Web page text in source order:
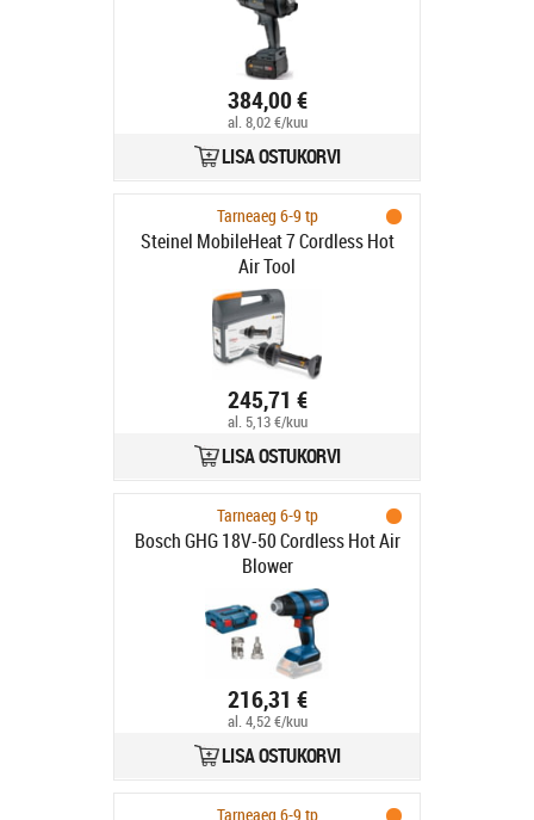
384,00 €
al. 8,02 €/kuu
LISA OSTUKORVI
Tarneaeg 6-9 tp
Steinel MobileHeat 7 Cordless Hot
Air Tool
245,71 €
al. 5,13 €/kuu
LISA OSTUKORVI
Tarneaeg 6-9 tp
Bosch GHG 18V-50 Cordless Hot Air
Blower
216,31 €
al. 4,52 €/kuu
LISA OSTUKORVI
Tarneaeg 6-9 tp